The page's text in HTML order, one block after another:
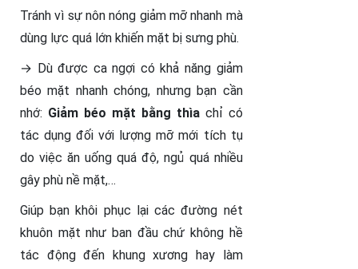
Tránh vì sự nôn nóng giảm mỡ nhanh mà
dùng lực quá lớn khiến mặt bị sưng phù.
→ Dù được ca ngợi có khả năng giảm
béo mặt nhanh chóng, nhưng bạn cần
nhớ: Giảm béo mặt bằng thìachỉ có
tác dụng đối với lượng mỡ mới tích tụ
do việc ăn uống quá độ, ngủ quá nhiều
gây phù nề mặt,…
Giúp bạn khôi phục lại các đường nét
khuôn mặt như ban đầu chứ không hề
tác động đến khung xương hay làm